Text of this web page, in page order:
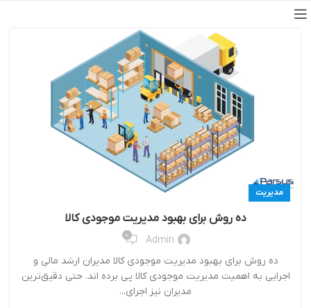
مدیریت
ده روش برای بهبود مدیریت موجودی کالا
Admin
0
ده روش برای بهبود مدیریت موجودی کالا مدیران ارشد مالی و
اجرایی به اهمیت مدیریت موجودی کالا پی برده اند. حتی دقیق‌ترین
مدیران نیز اجرای...